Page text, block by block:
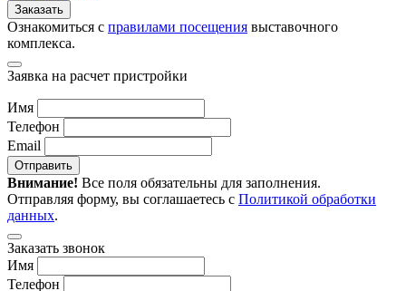
Заказать
Ознакомиться с правилами посещения выставочного
комплекса.
Заявка на расчет пристройки
Имя
Телефон
Email
Отправить
Внимание! Все поля обязательны для заполнения.
Отправляя форму, вы соглашаетесь с Политикой обработки
данных.
Заказать звонок
Имя
Телефон